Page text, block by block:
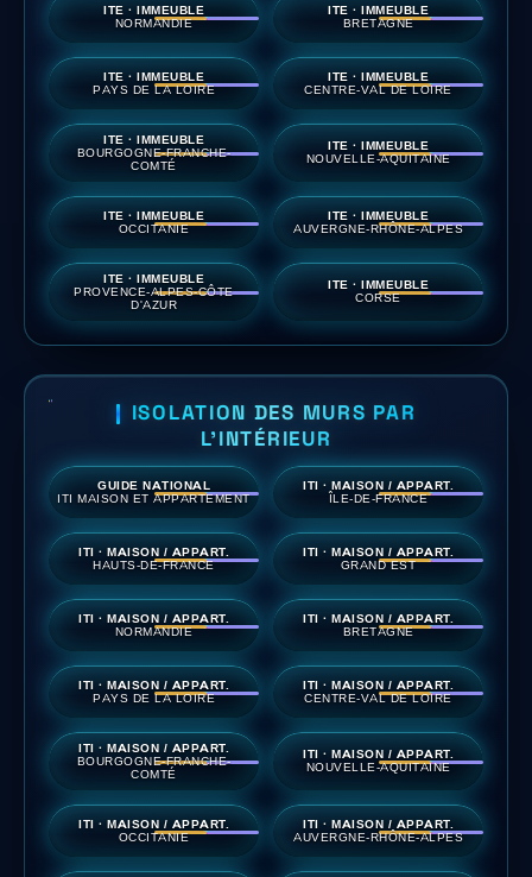
ITE · IMMEUBLE
NORMANDIE
ITE · IMMEUBLE
BRETAGNE
ITE · IMMEUBLE
PAYS DE LA LOIRE
ITE · IMMEUBLE
CENTRE-VAL DE LOIRE
ITE · IMMEUBLE
BOURGOGNE-FRANCHE-
COMTÉ
ITE · IMMEUBLE
NOUVELLE-AQUITAINE
ITE · IMMEUBLE
OCCITANIE
ITE · IMMEUBLE
AUVERGNE-RHÔNE-ALPES
ITE · IMMEUBLE
PROVENCE-ALPES-CÔTE
D'AZUR
ITE · IMMEUBLE
CORSE
ISOLATION DES MURS PAR
L'INTÉRIEUR
GUIDE NATIONAL
ITI MAISON ET APPARTEMENT
ITI · MAISON / APPART.
ÎLE-DE-FRANCE
ITI · MAISON / APPART.
HAUTS-DE-FRANCE
ITI · MAISON / APPART.
GRAND EST
ITI · MAISON / APPART.
NORMANDIE
ITI · MAISON / APPART.
BRETAGNE
ITI · MAISON / APPART.
PAYS DE LA LOIRE
ITI · MAISON / APPART.
CENTRE-VAL DE LOIRE
ITI · MAISON / APPART.
BOURGOGNE-FRANCHE-
COMTÉ
ITI · MAISON / APPART.
NOUVELLE-AQUITAINE
ITI · MAISON / APPART.
OCCITANIE
ITI · MAISON / APPART.
AUVERGNE-RHÔNE-ALPES